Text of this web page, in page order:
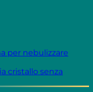
per nebulizzare
cristallo senza